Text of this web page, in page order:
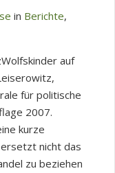
in Berichte,
auf
für politische
2007.
kurze
nicht das
zu beziehen